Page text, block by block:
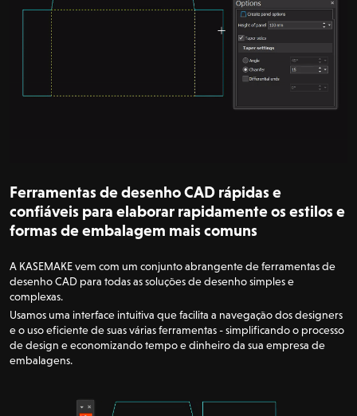
Ferramentas de desenho CAD rápidas e
confiáveis para elaborar rapidamente os estilos e
formas de embalagem mais comuns
A KASEMAKE vem com um conjunto abrangente de ferramentas de
desenho CAD para todas as soluções de desenho simples e
complexas.
Usamos uma interface intuitiva que facilita a navegação dos designers
e o uso eficiente de suas várias ferramentas - simplificando o processo
de design e economizando tempo e dinheiro da sua empresa de
embalagens.